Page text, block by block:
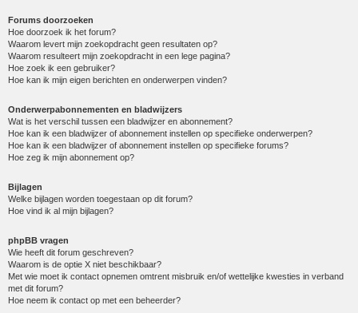
Forums doorzoeken
Hoe doorzoek ik het forum?
Waarom levert mijn zoekopdracht geen resultaten op?
Waarom resulteert mijn zoekopdracht in een lege pagina?
Hoe zoek ik een gebruiker?
Hoe kan ik mijn eigen berichten en onderwerpen vinden?
Onderwerpabonnementen en bladwijzers
Wat is het verschil tussen een bladwijzer en abonnement?
Hoe kan ik een bladwijzer of abonnement instellen op specifieke onderwerpen?
Hoe kan ik een bladwijzer of abonnement instellen op specifieke forums?
Hoe zeg ik mijn abonnement op?
Bijlagen
Welke bijlagen worden toegestaan op dit forum?
Hoe vind ik al mijn bijlagen?
phpBB vragen
Wie heeft dit forum geschreven?
Waarom is de optie X niet beschikbaar?
Met wie moet ik contact opnemen omtrent misbruik en/of wettelijke kwesties in verband
met dit forum?
Hoe neem ik contact op met een beheerder?